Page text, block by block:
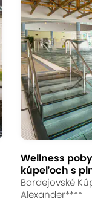
Wellness
kúpeľoch s
Bardejovské
Alexander****